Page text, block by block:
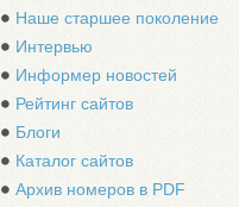
Наше старшее поколение
Интервью
Информер новостей
Рейтинг сайтов
Блоги
Каталог сайтов
Архив номеров в PDF